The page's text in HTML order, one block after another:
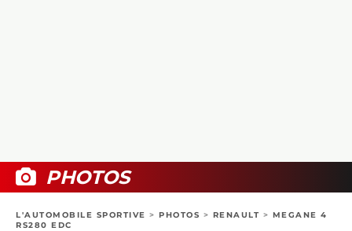
BOUTIQUE
PHOTOS
L'AUTOMOBILE SPORTIVE > PHOTOS > RENAULT > MEGANE 4
RS280 EDC